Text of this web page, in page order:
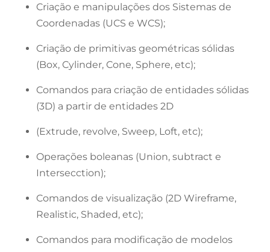
Criação e manipulações dos Sistemas de
Coordenadas (UCS e WCS);
Criação de primitivas geométricas sólidas
(Box, Cylinder, Cone, Sphere, etc);
Comandos para criação de entidades sólidas
(3D) a partir de entidades 2D
(Extrude, revolve, Sweep, Loft, etc);
Operações boleanas (Union, subtract e
Intersecction);
Comandos de visualização (2D Wireframe,
Realistic, Shaded, etc);
Comandos para modificação de modelos